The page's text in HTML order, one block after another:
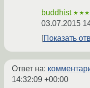
buddhist
03.07.2015
Показать
Ответ на:
14:32:09 +00:00